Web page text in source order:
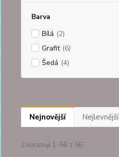
Barva
Bílá (2)
Grafit (6)
Šedá (4)
Nejnovější Nejlevnější
Zobrazuji 1-56 z 56